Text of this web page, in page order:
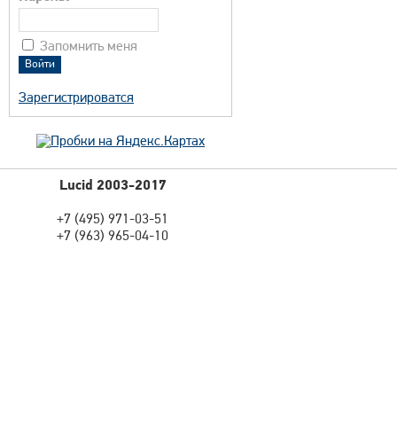
Запомнить меня
Зарегистрироватся
Lucid 2003-2017
+7 (495) 971-03-51
+7 (963) 965-04-10